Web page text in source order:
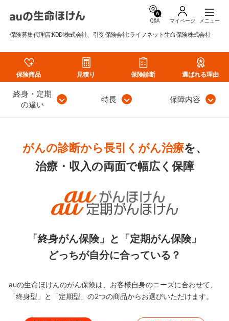
Q&A マイページ
保険募集代理店:KDDI株式会社、引受保険会社:ライフネット生命保険株式会社
保険商品 見積り 保険診断 選ばれる理由
終身・定期
の違い
特長 保障内容
がんの診断から長引くがん治療を、
治療・収入の両面で幅広く保障
「終身がん保険」と「定期がん保険」
どっちが自分に合っている？
auの生命ほけんのがん保険は、お客様自身のニーズに合わせて、
「終身型」と「定期型」の2つの商品からお選びいただけます。